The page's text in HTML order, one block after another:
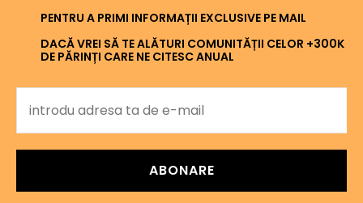
PENTRU A PRIMI INFORMAȚII EXCLUSIVE PE MAIL
DACĂ VREI SĂ TE ALĂTURI COMUNITĂȚII CELOR +300K
DE PĂRINȚI CARE NE CITESC ANUAL
ABONARE